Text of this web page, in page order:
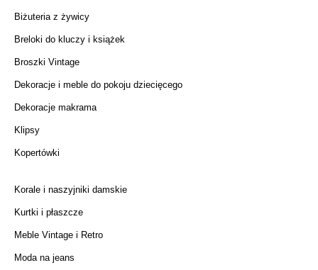
Biżuteria z żywicy
Breloki do kluczy i książek
Broszki Vintage
Dekoracje i meble do pokoju dziecięcego
Dekoracje makrama
Klipsy
Kopertówki
Korale i naszyjniki damskie
Kurtki i płaszcze
Meble Vintage i Retro
Moda na jeans